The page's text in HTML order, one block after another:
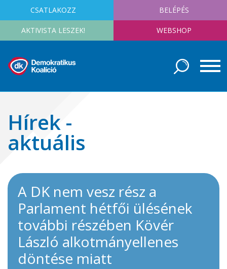
CSATLAKOZZ BELÉPÉS
AKTIVISTA LESZEK! WEBSHOP
Hírek -
aktuális
A DK nem vesz rész a
Parlament hétfői ülésének
további részében Kövér
László alkotmányellenes
döntése miatt